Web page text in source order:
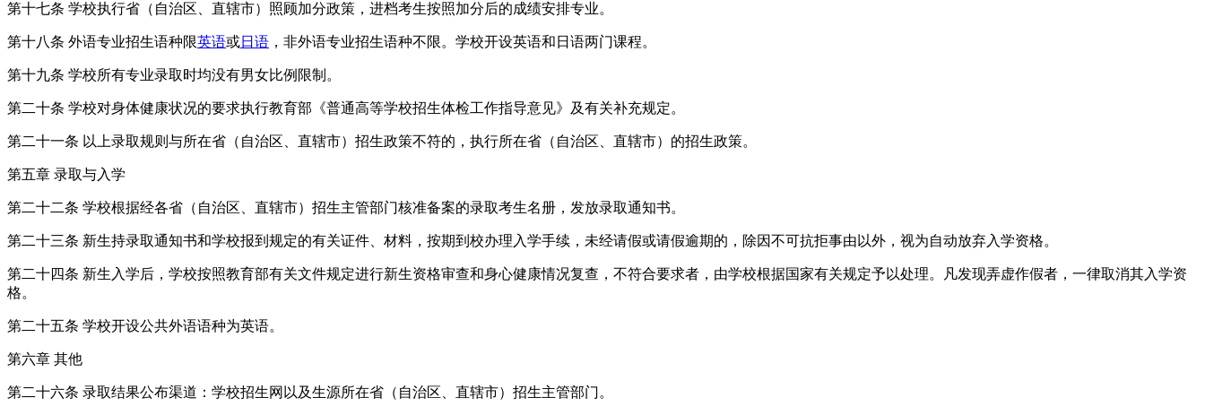
第十七条 学校执行省（自治区、直辖市）照顾加分政策，进档考生按照加分后的成绩安排专业。
第十八条 外语专业招生语种限英语或日语 ，非外语专业招生语种不限。学校开设英语和日语两门课程。
第十九条 学校所有专业录取时均没有男女比例限制。
第二十条 学校对身体健康状况的要求执行教育部《普通高等学校招生体检工作指导意见》及有关补充规定。
第二十一条 以上录取规则与所在省（自治区、直辖市）招生政策不符的，执行所在省（自治区、直辖市）的招生政策。
第五章 录取与入学
第二十二条 学校根据经各省（自治区、直辖市）招生主管部门核准备案的录取考生名册，发放录取通知书。
第二十三条 新生持录取通知书和学校报到规定的有关证件、材料，按期到校办理入学手续，未经请假或请假逾期的，除因不可抗拒事由以外，视为自动放弃入学资格。
第二十四条 新生入学后，学校按照教育部有关文件规定进行新生资格审查和身心健康情况复查，不符合要求者，由学校根据国家有关规定予以处理。凡发现弄虚作假者，一律取消其入学资
格。
第二十五条 学校开设公共外语语种为英语。
第六章 其他
第二十六条 录取结果公布渠道：学校招生网以及生源所在省（自治区、直辖市）招生主管部门。